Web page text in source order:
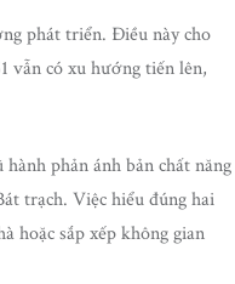
phát triển. Điều này cho
vẫn có xu hướng tiến lên,
phản ánh bản chất năng
trạch. Việc hiểu đúng hai
hoặc sắp xếp không gian